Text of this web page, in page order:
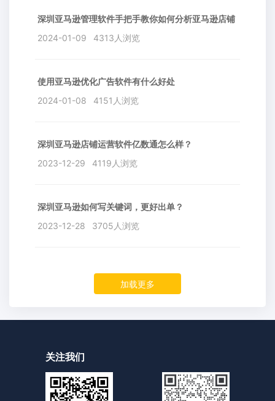
深圳亚马逊管理软件手把手教你如何分析亚马逊店铺
2024-01-09
4313人浏览
使用亚马逊优化广告软件有什么好处
2024-01-08
4151人浏览
深圳亚马逊店铺运营软件亿数通怎么样？
2023-12-29
4119人浏览
深圳亚马逊如何写关键词，更好出单？
2023-12-28
3705人浏览
加载更多
关注我们